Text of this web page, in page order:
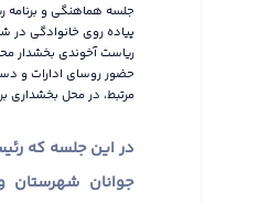
جلسه هماهنگی و برنامه
پیاده روی خانوادگی در
ریاست آخوندی بخشدار
حضور روسای ادارات و
مرتبط، در محل بخشداری
در این جلسه که
جوانان شهرستان